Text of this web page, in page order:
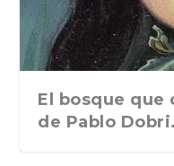
El bosque que
de Pablo